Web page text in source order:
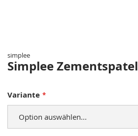
Bildergalerie
springen
simplee
Simplee Zementspatel
Variante